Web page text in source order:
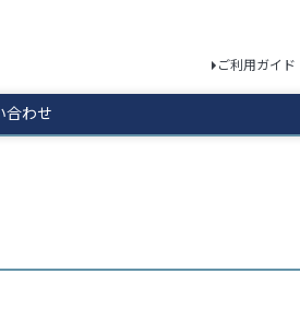
ご利用ガイド
合わせ